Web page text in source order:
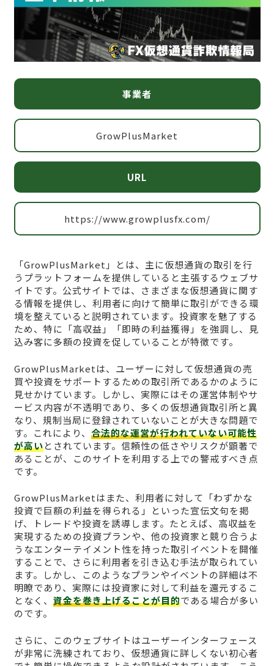
事業者
GrowPlusMarket
URL
https://www.growplusfx.com/
「GrowPlusMarket」とは、主に仮想通貨の取引を行
うプラットフォームを提供していると主張するウェブサ
イトです。公式サイトでは、さまざまな仮想通貨に関す
る情報を提供し、利用者に向けて簡単に取引ができる環
境を整えていると説明されています。投資家を魅了する
ため、特に「高収益」「即時の利益獲得」を強調し、見
込み客に多額の投資を促していることが特徴です。
GrowPlusMarketは、ユーザーに対して仮想通貨の売
買や投資をサポートするための取引所であるかのように
見せかけています。しかし、実際にはその運営体制やサ
ービス内容が不透明であり、多くの仮想通貨取引所と異
なり、規制当局に登録されていないことが大きな問題で
す。これにより、 合法的な運営が行われていない可能性
が高いとされています。信頼性の低さやリスクが顕著で
あることが、このサイトを利用する上での警戒すべき点
です。
GrowPlusMarketはまた、利用者に対して「わずかな
投資で巨額の利益を得られる」といった宣伝文句を掲
げ、トレードや投資を誘導します。たとえば、高収益を
実現するための投資プランや、他の投資家と競り合うよ
うなエンターテイメント性を持った取引イベントを開催
することで、さらに利用者を引き込む手法が取られてい
ます。しかし、このようなプランやイベントの詳細は不
明瞭であり、実際には投資家に対して利益を還元するこ
となく、 資金を巻き上げることが目的である場合が多い
のです。
さらに、このウェブサイトはユーザーインターフェース
が非常に洗練されており、仮想通貨に詳しくない初心者